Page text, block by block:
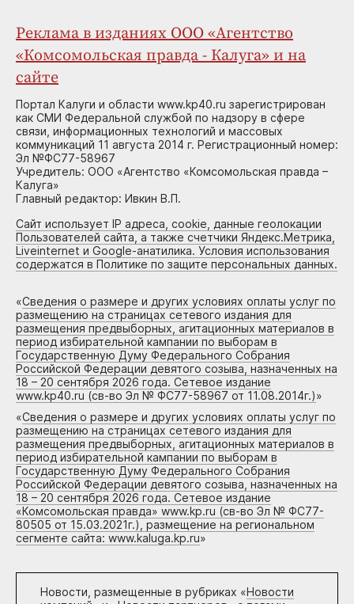
Реклама в изданиях ООО «Агентство
«Комсомольская правда - Калуга» и на
сайте
Портал Калуги и области www.kp40.ru зарегистрирован
как СМИ Федеральной службой по надзору в сфере
связи, информационных технологий и массовых
коммуникаций 11 августа 2014 г. Регистрационный номер:
Эл №ФС77-58967
Учредитель: ООО «Агентство «Комсомольская правда –
Калуга»
Главный редактор: Ивкин В.П.
Сайт использует IP адреса, cookie, данные геолокации
Пользователей сайта, а также счетчики Яндекс.Метрика,
Liveinternet и Google-анатилика. Условия использования
содержатся в Политике по защите персональных данных.
«Сведения о размере и других условиях оплаты услуг по
размещению на страницах сетевого издания для
размещения предвыборных, агитационных материалов в
период избирательной кампании по выборам в
Государственную Думу Федерального Собрания
Российской Федерации девятого созыва, назначенных на
18 – 20 сентября 2026 года. Сетевое издание
www.kp40.ru (св-во Эл № ФС77-58967 от 11.08.2014г.)»
«Сведения о размере и других условиях оплаты услуг по
размещению на страницах сетевого издания для
размещения предвыборных, агитационных материалов в
период избирательной кампании по выборам в
Государственную Думу Федерального Собрания
Российской Федерации девятого созыва, назначенных на
18 – 20 сентября 2026 года. Сетевое издание
«Комсомольская правда» www.kp.ru (св-во Эл № ФС77-
80505 от 15.03.2021г.), размещение на региональном
сегменте сайта: www.kaluga.kp.ru»
Новости, размещенные в рубриках «Новости